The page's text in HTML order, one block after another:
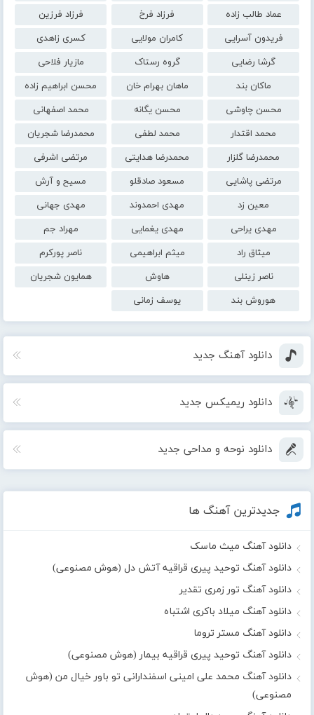
عماد طالب زاده
فرزاد فرخ
فرزاد فرزین
فریدون آسرایی
کامران مولایی
کسری زاهدی
گرشا رضایی
گروه رستاک
مازیار فلاحی
ماکان بند
ماهان بهرام خان
محسن ابراهیم زاده
محسن چاوشی
محسن یگانه
محمد اصفهانی
محمد اقتدار
محمد لطفی
محمدرضا شجریان
محمدرضا گلزار
محمدرضا هدایتی
مرتضی اشرفی
مرتضی پاشایی
مسعود صادقلو
مسیح و آرش
معین زد
مهدی احمدوند
مهدی جهانی
مهدی یراحی
مهدی یغمایی
مهراد جم
میثاق راد
میثم ابراهیمی
ناصر پورکرم
ناصر زینلی
هاوش
همایون شجریان
هوروش بند
یوسف زمانی
دانلود آهنگ جدید
دانلود ریمیکس جدید
دانلود نوحه و مداحی جدید
جدیدترین آهنگ ها
دانلود آهنگ میث ماسک
دانلود آهنگ توحید پیری قراقیه آتش دل (هوش مصنوعی)
دانلود آهنگ تور زمری تقدیر
دانلود آهنگ میلاد باکری اشتباه
دانلود آهنگ مستر تروما
دانلود آهنگ توحید پیری قراقیه بیمار (هوش مصنوعی)
دانلود آهنگ محمد علی امینی اسفندارانی تو باور خیال من (هوش
مصنوعی)